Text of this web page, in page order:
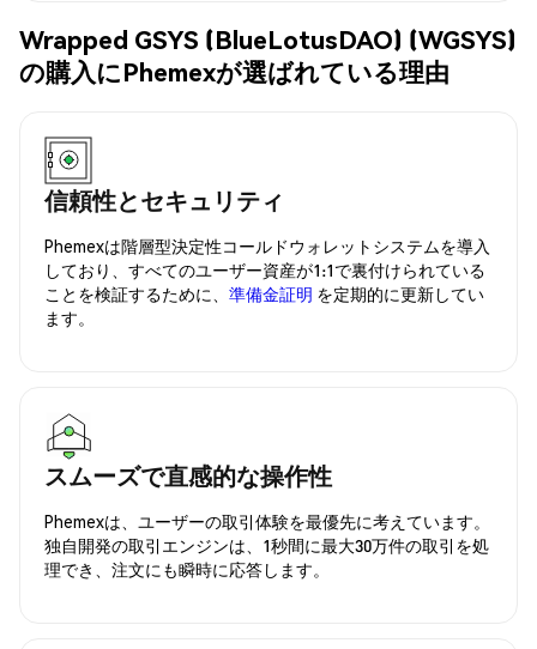
Wrapped GSYS (BlueLotusDAO) (WGSYS)
の購入にPhemexが選ばれている理由
信頼性とセキュリティ
Phemexは階層型決定性コールドウォレットシステムを導入
しており、すべてのユーザー資産が1:1で裏付けられている
ことを検証するために、 準備金証明 を定期的に更新してい
ます。
スムーズで直感的な操作性
Phemexは、ユーザーの取引体験を最優先に考えています。
独自開発の取引エンジンは、1秒間に最大30万件の取引を処
理でき、注文にも瞬時に応答します。